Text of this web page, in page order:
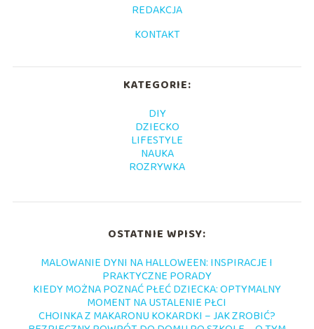
REDAKCJA
KONTAKT
KATEGORIE:
DIY
DZIECKO
LIFESTYLE
NAUKA
ROZRYWKA
OSTATNIE WPISY:
MALOWANIE DYNI NA HALLOWEEN: INSPIRACJE I
PRAKTYCZNE PORADY
KIEDY MOŻNA POZNAĆ PŁEĆ DZIECKA: OPTYMALNY
MOMENT NA USTALENIE PŁCI
CHOINKA Z MAKARONU KOKARDKI – JAK ZROBIĆ?